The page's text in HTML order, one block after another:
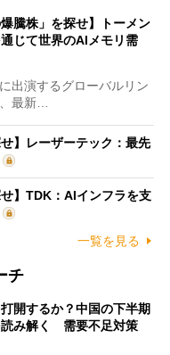
騰株」を探せ】トーメン
じて世界のAIメモリ需
出演するグローバルリン
最新…
】レーザーテック：最先
】TDK：AIインフラを支
一覧を見る
チ
開するか？中国の下半期
読み解く 需要不足対策